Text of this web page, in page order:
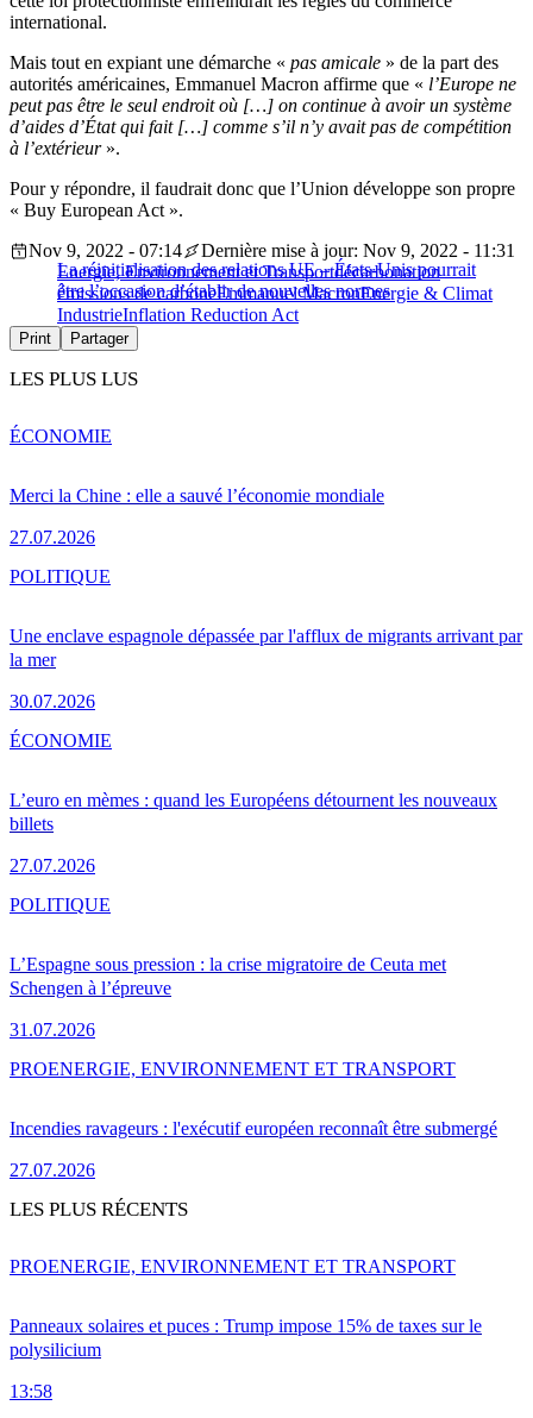
international.
Mais tout en expiant une démarche « pas amicale » de la part des
autorités américaines, Emmanuel Macron affirme que « l’Europe ne
peut pas être le seul endroit où […] on continue à avoir un système
d’aides d’État qui fait […] comme s’il n’y avait pas de compétition
à l’extérieur ».
Pour y répondre, il faudrait donc que l’Union développe son propre
« Buy European Act ».
La réinitialisation des relations UE – États-Unis pourrait
être l’occasion d’établir de nouvelles normes
Nov 9, 2022 - 07:14
Dernière mise à jour: Nov 9, 2022 - 11:31
Energie, Environnement et Transportdécarbonation
émissions de carboneEmmanuel MacronEnergie & Climat
IndustrieInflation Reduction Act
Print Partager
LES PLUS LUS
Merci la Chine : elle a sauvé l’économie mondiale
27.07.2026
ÉCONOMIE
Une enclave espagnole dépassée par l'afflux de migrants arrivant par
la mer
30.07.2026
POLITIQUE
L’euro en mèmes : quand les Européens détournent les nouveaux
billets
27.07.2026
ÉCONOMIE
L’Espagne sous pression : la crise migratoire de Ceuta met
Schengen à l’épreuve
31.07.2026
POLITIQUE
Incendies ravageurs : l'exécutif européen reconnaît être submergé
27.07.2026
PROENERGIE, ENVIRONNEMENT ET TRANSPORT
LES PLUS RÉCENTS
Panneaux solaires et puces : Trump impose 15% de taxes sur le
polysilicium
13:58
PROENERGIE, ENVIRONNEMENT ET TRANSPORT